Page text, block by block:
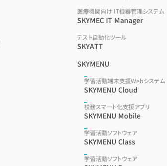
医療機関向け IT機器管理システム
SKYMEC IT Manager
テスト自動化ツール
SKYATT
SKYMENU
学習活動端末支援Webシステム
SKYMENU Cloud
校務スマート化支援アプリ
SKYMENU Mobile
学習活動ソフトウェア
SKYMENU Class
学習活動ソフトウェア